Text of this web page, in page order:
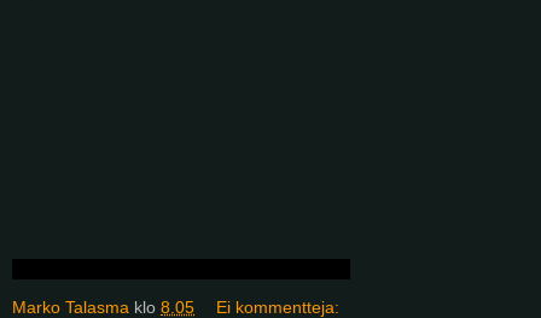
Marko Talasma klo 8.05 Ei kommentteja: